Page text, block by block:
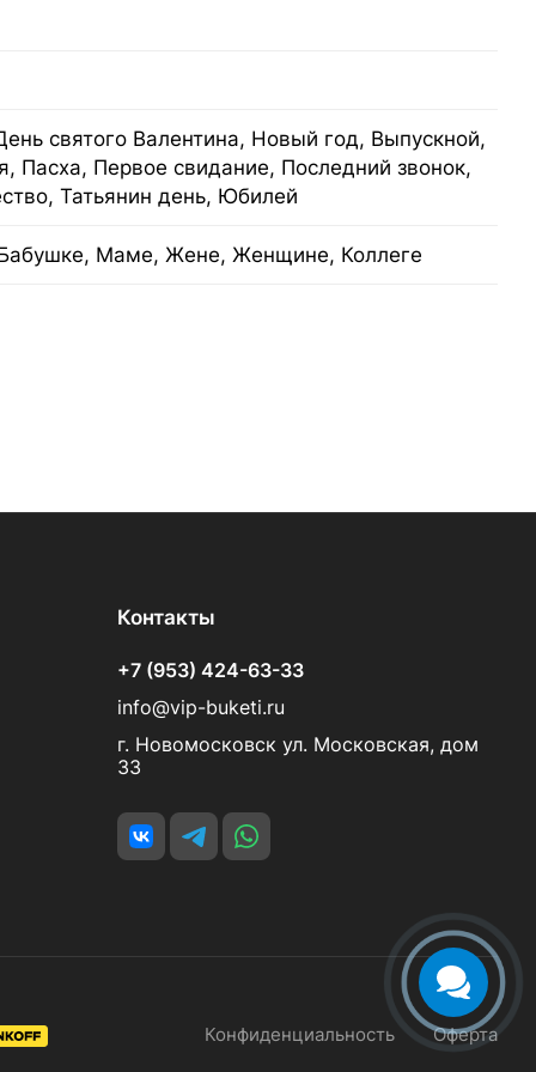
святого Валентина, Новый год, Выпускной,
Пасха, Первое свидание, Последний звонок,
Татьянин день, Юбилей
Маме, Жене, Женщине, Коллеге
Контакты
+7 (953) 424-63-33
info@vip-buketi.ru
г. Новомосковск ул. Московская, дом
33
Конфиденциальность Оферта